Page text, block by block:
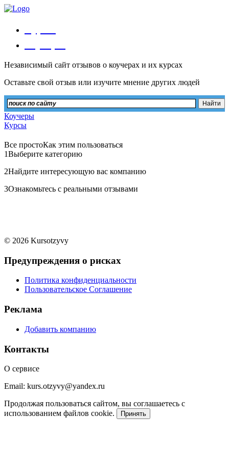
Независимый сайт отзывов о коучерах и их курсах
Оставьте свой отзыв или изучите мнение других людей
Коучеры
Курсы
Все простоКак этим пользоваться
1Выберите категорию
2Найдите интересующую вас компанию
3Ознакомьтесь с реальными отзывами
© 2026 Kursotzyvy
Предупреждения о рисках
Политика конфиденциальности
Пользовательское Соглашение
Реклама
Добавить компанию
Контакты
О сервисе
Email: kurs.otzyvy@yandex.ru
Продолжая пользоваться сайтом, вы соглашаетесь с
использованием файлов cookie.
Принять